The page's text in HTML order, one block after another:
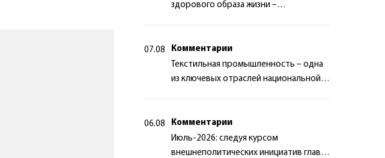
здорового образа жизни –
07.08
Комментарии
Текстильная промышленность – одна
из ключевых отраслей национальной
06.08
Комментарии
Июль-2026: следуя курсом
внешнеполитических инициатив главы